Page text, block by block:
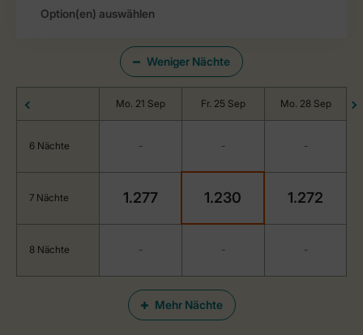
Weniger Nächte
Mehr Nächte
Mo. 21 Sep Fr. 25 Sep Mo. 28 Sep
6 Nächte - - -
7 Nächte 1.277 1.230 1.272
8 Nächte - - -